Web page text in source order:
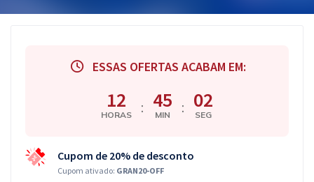
ESSAS OFERTAS ACABAM EM:
12
HORAS : 45
MIN : 01
SEG
Cupom de 20% de desconto
Cupom ativado: GRAN20-OFF